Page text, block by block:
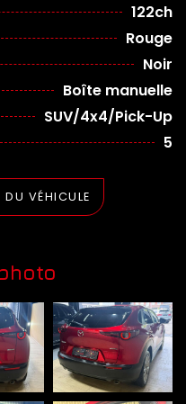
122ch
Rouge
Noir
Boîte manuelle
SUV/4x4/Pick-Up
5
VÉHICULE